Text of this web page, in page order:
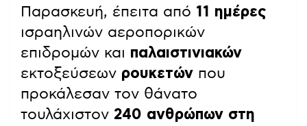
Παρασκευή, έπειτα από 11 ημέρες
ισραηλινών αεροπορικών
επιδρομών και παλαιστινιακών
εκτοξεύσεων ρουκετών που
προκάλεσαν τον θάνατο
τουλάχιστον 240 ανθρώπων στη